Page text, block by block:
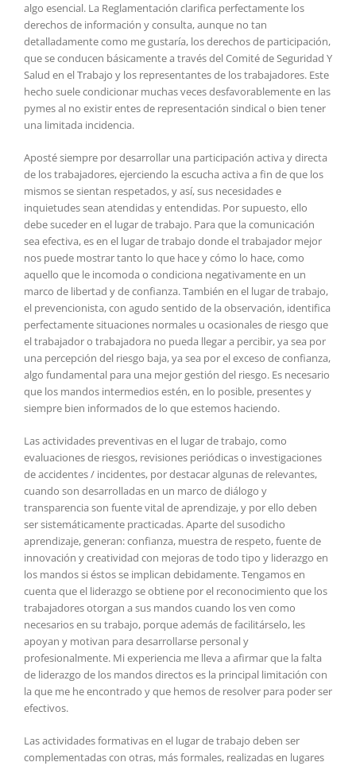
algo esencial. La Reglamentación clarifica perfectamente los
derechos de información y consulta, aunque no tan
detalladamente como me gustaría, los derechos de participación,
que se conducen básicamente a través del Comité de Seguridad Y
Salud en el Trabajo y los representantes de los trabajadores. Este
hecho suele condicionar muchas veces desfavorablemente en las
pymes al no existir entes de representación sindical o bien tener
una limitada incidencia.
Aposté siempre por desarrollar una participación activa y directa
de los trabajadores, ejerciendo la escucha activa a fin de que los
mismos se sientan respetados, y así, sus necesidades e
inquietudes sean atendidas y entendidas. Por supuesto, ello
debe suceder en el lugar de trabajo. Para que la comunicación
sea efectiva, es en el lugar de trabajo donde el trabajador mejor
nos puede mostrar tanto lo que hace y cómo lo hace, como
aquello que le incomoda o condiciona negativamente en un
marco de libertad y de confianza. También en el lugar de trabajo,
el prevencionista, con agudo sentido de la observación, identifica
perfectamente situaciones normales u ocasionales de riesgo que
el trabajador o trabajadora no pueda llegar a percibir, ya sea por
una percepción del riesgo baja, ya sea por el exceso de confianza,
algo fundamental para una mejor gestión del riesgo. Es necesario
que los mandos intermedios estén, en lo posible, presentes y
siempre bien informados de lo que estemos haciendo.
Las actividades preventivas en el lugar de trabajo, como
evaluaciones de riesgos, revisiones periódicas o investigaciones
de accidentes / incidentes, por destacar algunas de relevantes,
cuando son desarrolladas en un marco de diálogo y
transparencia son fuente vital de aprendizaje, y por ello deben
ser sistemáticamente practicadas. Aparte del susodicho
aprendizaje, generan: confianza, muestra de respeto, fuente de
innovación y creatividad con mejoras de todo tipo y liderazgo en
los mandos si éstos se implican debidamente. Tengamos en
cuenta que el liderazgo se obtiene por el reconocimiento que los
trabajadores otorgan a sus mandos cuando los ven como
necesarios en su trabajo, porque además de facilitárselo, les
apoyan y motivan para desarrollarse personal y
profesionalmente. Mi experiencia me lleva a afirmar que la falta
de liderazgo de los mandos directos es la principal limitación con
la que me he encontrado y que hemos de resolver para poder ser
efectivos.
Las actividades formativas en el lugar de trabajo deben ser
complementadas con otras, más formales, realizadas en lugares